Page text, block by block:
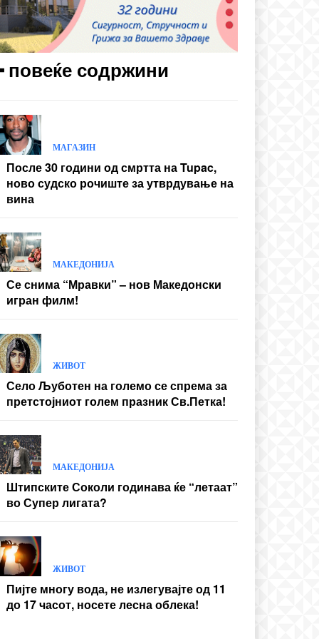
повеќе содржини
МАГАЗИН
После 30 години од смртта на Tupac,
ново судско рочиште за утврдување на
вина
МАКЕДОНИЈА
Се снима “Мравки” – нов Македонски
игран филм!
ЖИВОТ
Село Љуботен на големо се спрема за
претстојниот голем празник Св.Петка!
МАКЕДОНИЈА
Штипските Соколи годинава ќе “летаат”
во Супер лигата?
ЖИВОТ
Пијте многу вода, не излегувајте од 11
до 17 часот, носете лесна облека!